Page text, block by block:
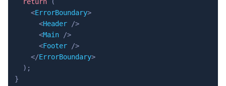
<ErrorBoundary>
<Header
/>
<Main
/>
<Footer
/>
</ErrorBoundary>
) ;
}